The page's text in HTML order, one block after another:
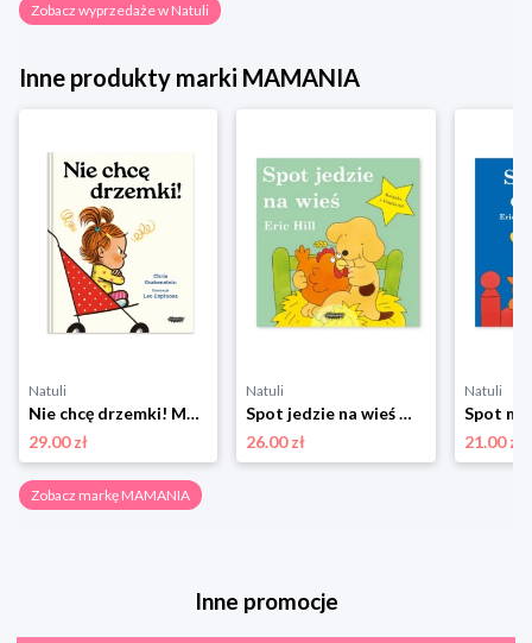
Zobacz wyprzedaże w Natuli
Inne produkty marki MAMANIA
Natuli
Nie chcę drzemki! Mamania
29.00 zł
Natuli
Spot jedzie na wieś Mamania
26.00 zł
Natuli
21.00 zł
Zobacz markę MAMANIA
Inne promocje